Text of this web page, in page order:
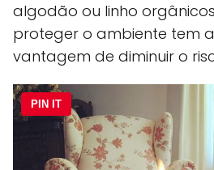
algodão ou linho
proteger o ambiente tem
vantagem de diminuir o
PIN IT